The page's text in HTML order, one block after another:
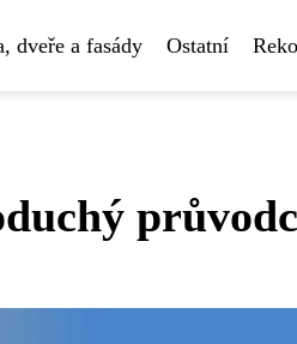
dveře a fasády Ostatní